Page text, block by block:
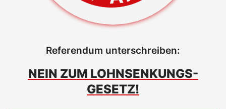
Referendum unterschreiben:
NEIN ZUM LOHNSENKUNGS-
GESETZ!